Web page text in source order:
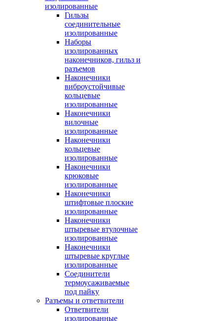
изолированные
Гильзы
соединительные
изолированные
Наборы
изолированных
наконечников, гильз и
разъемов
Наконечники
виброустойчивые
кольцевые
изолированные
Наконечники
вилочные
изолированные
Наконечники
кольцевые
изолированные
Наконечники
крюковые
изолированные
Наконечники
штифтовые плоские
изолированные
Наконечники
штыревые втулочные
изолированные
Наконечники
штыревые круглые
изолированные
Соединители
термоусаживаемые
под пайку
Разъемы и ответвители
Ответвители
изолированные